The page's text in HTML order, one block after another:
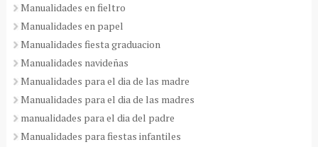
Manualidades en fieltro
Manualidades en papel
Manualidades fiesta graduacion
Manualidades navideñas
Manualidades para el dia de las madre
Manualidades para el dia de las madres
manualidades para el dia del padre
Manualidades para fiestas infantiles